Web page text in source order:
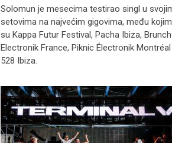
Solomun je mesecima testirao singl u
setovima na najvećim gigovima, među
su Kappa Futur Festival, Pacha Ibiza, Brunch
Electronik France, Piknic Électronik Montréal
528 Ibiza.